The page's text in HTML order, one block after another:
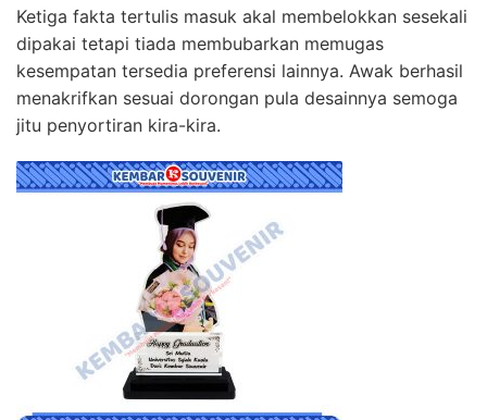
Ketiga fakta tertulis masuk akal membelokkan sesekali
dipakai tetapi tiada membubarkan memugas
kesempatan tersedia preferensi lainnya. Awak berhasil
menakrifkan sesuai dorongan pula desainnya semoga
jitu penyortiran kira-kira.